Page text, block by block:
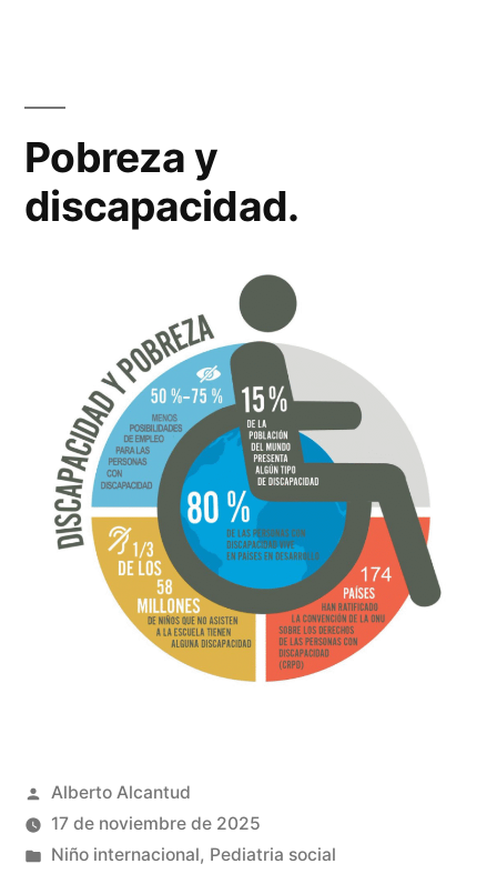
Pobreza y
discapacidad.
Publicado
por
Alberto Alcantud
17 de noviembre de 2025
Publicado
Niño internacional, Pediatria social